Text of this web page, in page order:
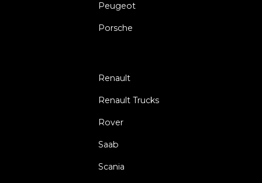
Peugeot
Porsche
Renault
Renault Trucks
Rover
Saab
Scania